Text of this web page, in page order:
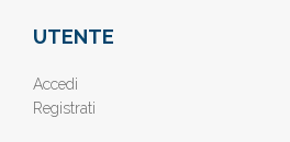
UTENTE
Accedi
Registrati